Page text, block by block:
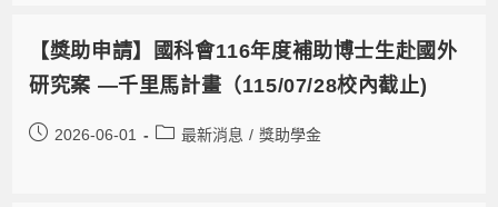
【獎助申請】國科會116年度補助博士生赴國外
研究案 —千里馬計畫（115/07/28校內截止)
2026-06-01 最新消息 / 獎助學金